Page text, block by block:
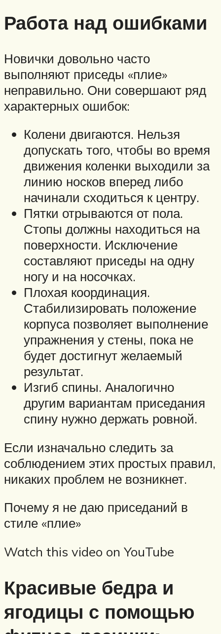
Работа над ошибками
Новички довольно часто
выполняют приседы «плие»
неправильно. Они совершают ряд
характерных ошибок:
Колени двигаются. Нельзя
допускать того, чтобы во время
движения коленки выходили за
линию носков вперед либо
начинали сходиться к центру.
Пятки отрываются от пола.
Стопы должны находиться на
поверхности. Исключение
составляют приседы на одну
ногу и на носочках.
Плохая координация.
Стабилизировать положение
корпуса позволяет выполнение
упражнения у стены, пока не
будет достигнут желаемый
результат.
Изгиб спины. Аналогично
другим вариантам приседания
спину нужно держать ровной.
Если изначально следить за
соблюдением этих простых правил,
никаких проблем не возникнет.
Почему я не даю приседаний в
стиле «плие»
Watch this video on YouTube
Красивые бедра и
ягодицы с помощью